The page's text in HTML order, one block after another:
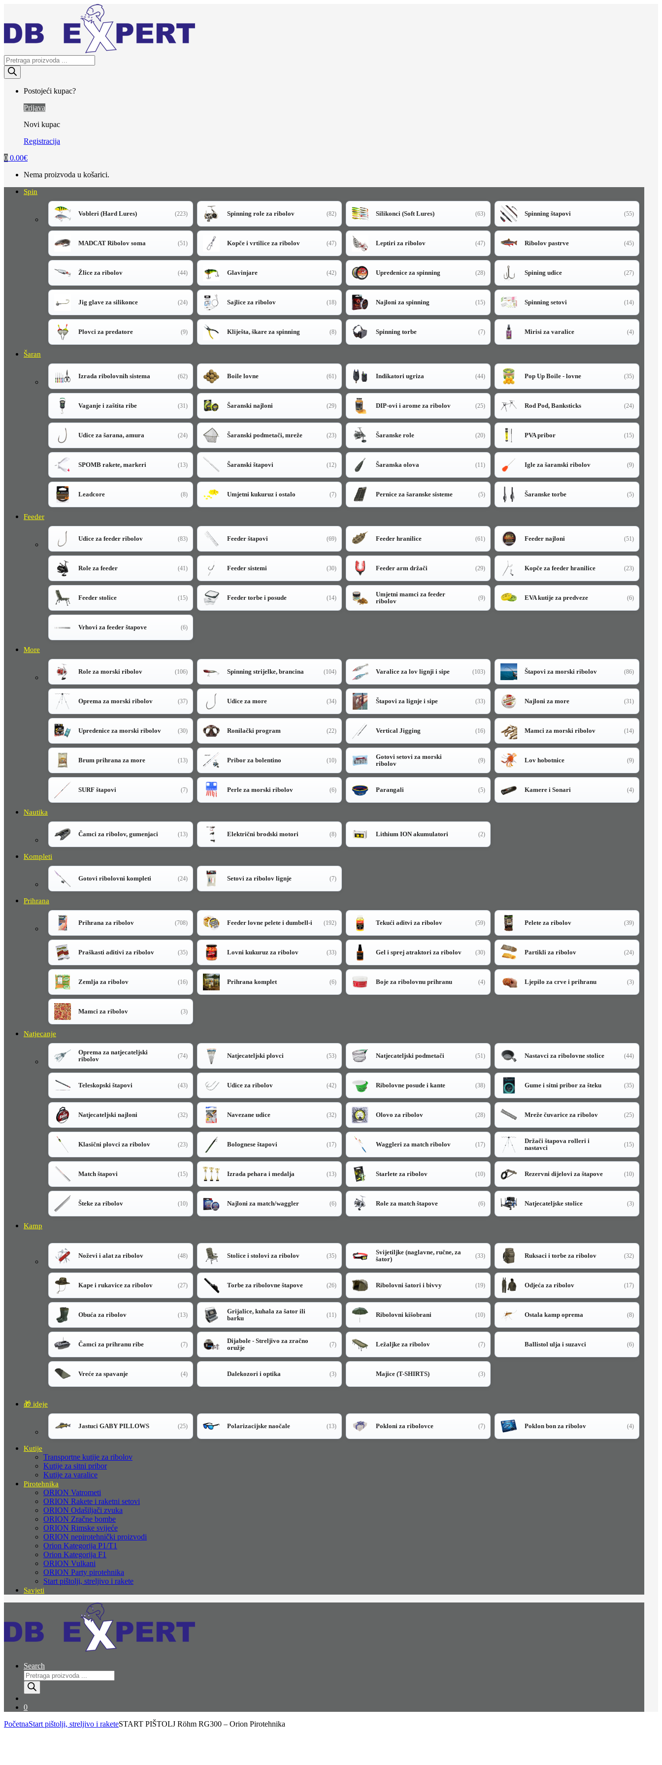
navigation
content
Products
search
Postojeći kupac?
Prijava
Novi kupac
Registracija
0 0.00€
Nema proizvoda u košarici.
Spin
Vobleri (Hard Lures) (223) Spinning role za ribolov (82) Silikonci (Soft Lures) (63) Spinning štapovi (55)
MADCAT Ribolov soma (51) Kopče i vrtilice za ribolov (47) Leptiri za ribolov (47) Ribolov pastrve (45)
Žlice za ribolov (44) Glavinjare (42) Upredenice za spinning (28) Spining udice (27)
Jig glave za silikonce (24) Sajlice za ribolov (18) Najloni za spinning (15) Spinning setovi (14)
Plovci za predatore (9) Kliješta, škare za spinning (8) Spinning torbe (7) Mirisi za varalice (4)
Šaran
Izrada ribolovnih sistema (62) Boile lovne (61) Indikatori ugriza (44) Pop Up Boile - lovne (35)
Vaganje i zaštita ribe (31) Šaranski najloni (29) DIP-ovi i arome za ribolov (25) Rod Pod, Banksticks (24)
Udice za šarana, amura (24) Šaranski podmetači, mreže (23) Šaranske role (20) PVA pribor (15)
SPOMB rakete, markeri (13) Šaranski štapovi (12) Šaranska olova (11) Igle za šaranski ribolov (9)
Leadcore (8) Umjetni kukuruz i ostalo (7) Pernice za šaranske sisteme (5) Šaranske torbe (5)
Feeder
Udice za feeder ribolov (83) Feeder štapovi (69) Feeder hranilice (61) Feeder najloni (51)
Role za feeder (41) Feeder sistemi (30) Feeder arm držači (29) Kopče za feeder hranilice (23)
Feeder stolice (15) Feeder torbe i posude (14)
Umjetni mamci za feeder
ribolov
(9) EVA kutije za predveze (6)
Vrhovi za feeder štapove (6)
More
Role za morski ribolov (106) Spinning strijelke, brancina (104) Varalice za lov lignji i sipe (103) Štapovi za morski ribolov (86)
Oprema za morski ribolov (37) Udice za more (34) Štapovi za lignje i sipe (33) Najloni za more (31)
Upredenice za morski ribolov (30) Ronilački program (22) Vertical Jigging (16) Mamci za morski ribolov (14)
Brum prihrana za more (13) Pribor za bolentino (10)
Gotovi setovi za morski
ribolov
(9) Lov hobotnice (9)
SURF štapovi (7) Perle za morski ribolov (6) Parangali (5) Kamere i Sonari (4)
Nautika
Čamci za ribolov, gumenjaci (13) Električni brodski motori (8) Lithium ION akumulatori (2)
Kompleti
Gotovi ribolovni kompleti (24) Setovi za ribolov lignje (7)
Prihrana
Prihrana za ribolov (708) Feeder lovne pelete i dumbell-i (192) Tekući aditvi za ribolov (59) Pelete za ribolov (39)
Praškasti aditivi za ribolov (35) Lovni kukuruz za ribolov (33) Gel i sprej atraktori za ribolov (30) Partikli za ribolov (24)
Zemlja za ribolov (16) Prihrana komplet (6) Boje za ribolovnu prihranu (4) Ljepilo za crve i prihranu (3)
Mamci za ribolov (3)
Natjecanje
Oprema za natjecateljski
ribolov
(74) Natjecateljski plovci (53) Natjecateljski podmetači (51) Nastavci za ribolovne stolice (44)
Teleskopski štapovi (43) Udice za ribolov (42) Ribolovne posude i kante (38) Gume i sitni pribor za šteku (35)
Natjecateljski najloni (32) Navezane udice (32) Olovo za ribolov (28) Mreže čuvarice za ribolov (25)
Klasični plovci za ribolov (23) Bolognese štapovi (17) Waggleri za match ribolov (17)
Držači štapova rolleri i
nastavci
(15)
Match štapovi (15) Izrada pehara i medalja (13) Starlete za ribolov (10) Rezervni dijelovi za štapove (10)
Šteke za ribolov (10) Najloni za match/waggler (6) Role za match štapove (6) Natjecateljske stolice (3)
Kamp
Noževi i alat za ribolov (48) Stolice i stolovi za ribolov (35)
Svijetiljke (naglavne, ručne, za
šator)
(33) Ruksaci i torbe za ribolov (32)
Kape i rukavice za ribolov (27) Torbe za ribolovne štapove (26) Ribolovni šatori i bivvy (19) Odjeća za ribolov (17)
Obuća za ribolov (13)
Grijalice, kuhala za šator ili
barku
(11) Ribolovni kišobrani (10) Ostala kamp oprema (8)
Čamci za prihranu ribe (7)
Dijabole - Streljivo za zračno
oružje
(7) Ležaljke za ribolov (7) Ballistol ulja i suzavci (6)
Vreće za spavanje (4) Dalekozori i optika (3) Majice (T-SHIRTS) (3)
🎁 ideje
Jastuci GABY PILLOWS (25) Polarizacijske naočale (13) Pokloni za ribolovce (7) Poklon bon za ribolov (4)
Kutije
Transportne kutije za ribolov
Kutije za sitni pribor
Kutije za varalice
Pirotehnika
ORION Vatrometi
ORION Rakete i raketni setovi
ORION Odašiljači zvuka
ORION Zračne bombe
ORION Rimske svijeće
ORION nepirotehnički proizvodi
Orion Kategorija P1/T1
Orion Kategorija F1
ORION Vulkani
ORION Party pirotehnika
Start pištolji, streljivo i rakete
Savjeti
Search
Products
search
0
PočetnaStart pištolji, streljivo i raketeSTART PIŠTOLJ Röhm RG300 – Orion Pirotehnika